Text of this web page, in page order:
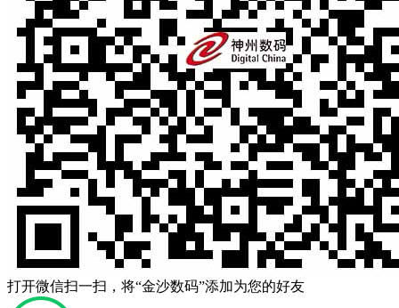
打开微信扫一扫，将“金沙数码”添加为您的好友